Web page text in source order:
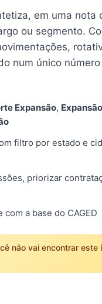
em uma nota
ou segmento.
num único
Expansão, Expansão
filtro por estado e
priorizar
a base do CAGED
não vai encontrar este